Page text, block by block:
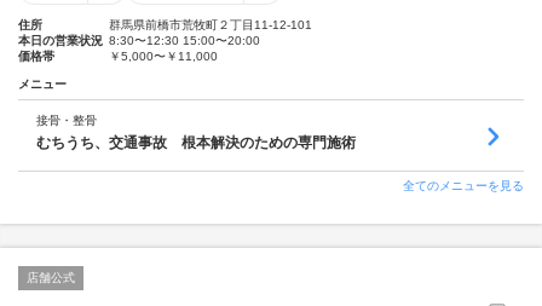
住所
群馬県前橋市荒牧町２丁目11-12-101
本日の営業状況 8:30〜12:30 15:00〜20:00
価格帯
￥5,000〜￥11,000
メニュー
接骨・整骨
むちうち、交通事故 根本解決のための専門施術
全てのメニューを見る
店舗公式